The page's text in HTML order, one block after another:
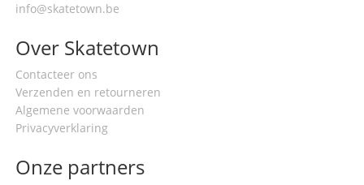
info@skatetown.be
Over Skatetown
Contacteer ons
Verzenden en retourneren
Algemene voorwaarden
Privacyverklaring
Onze partners